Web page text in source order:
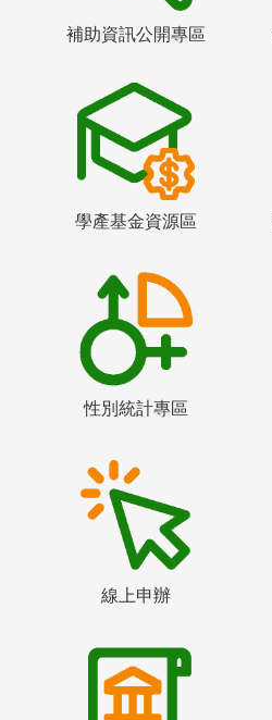
補助資訊公開專區
學產基金資源區
性別統計專區
線上申辦